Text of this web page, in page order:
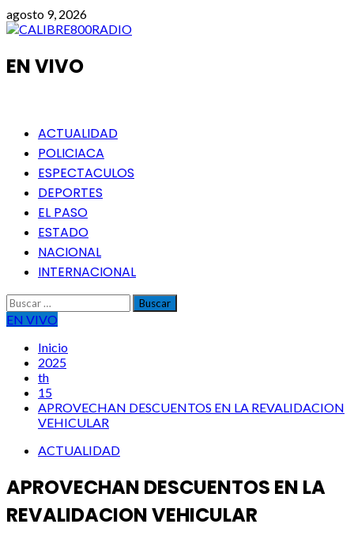
Saltar
al
agosto 9, 2026
EN VIVO
Menú
principal
ACTUALIDAD
POLICIACA
ESPECTACULOS
DEPORTES
EL PASO
ESTADO
NACIONAL
INTERNACIONAL
Buscar:
EN VIVO
Inicio
2025
th
15
APROVECHAN DESCUENTOS EN LA REVALIDACION
VEHICULAR
ACTUALIDAD
APROVECHAN DESCUENTOS EN LA
REVALIDACION VEHICULAR